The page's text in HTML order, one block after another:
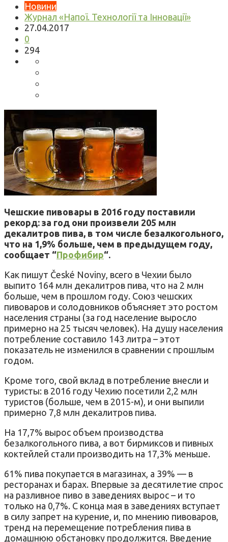
Новини
Журнал «Напої. Технології та Інновації»
27.04.2017
0
294
Чешские пивовары в 2016 году поставили
рекорд: за год они произвели 205 млн
декалитров пива, в том числе безалкогольного,
что на 1,9% больше, чем в предыдущем году,
сообщает “Профибир“.
Как пишут České Noviny, всего в Чехии было
выпито 164 млн декалитров пива, что на 2 млн
больше, чем в прошлом году. Союз чешских
пивоваров и солодовников объясняет это ростом
населения страны (за год население выросло
примерно на 25 тысяч человек). На душу населения
потребление составило 143 литра – этот
показатель не изменился в сравнении с прошлым
годом.
Кроме того, свой вклад в потребление внесли и
туристы: в 2016 году Чехию посетили 2,2 млн
туристов (больше, чем в 2015-м), и они выпили
примерно 7,8 млн декалитров пива.
На 17,7% вырос объем производства
безалкогольного пива, а вот бирмиксов и пивных
коктейлей стали производить на 17,3% меньше.
61% пива покупается в магазинах, а 39% — в
ресторанах и барах. Впервые за десятилетие спрос
на разливное пиво в заведениях вырос – и то
только на 0,7%. С конца мая в заведениях вступает
в силу запрет на курение, и, по мнению пивоваров,
тренд на перемещение потребления пива в
домашнюю обстановку продолжится. Введение